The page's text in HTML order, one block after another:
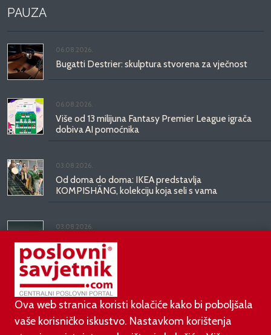
PAUZA
06.08.2026.
Bugatti Destrier: skulptura stvorena za vječnost
06.08.2026.
Više od 13 milijuna Fantasy Premier League igrača
dobiva AI pomoćnika
03.08.2026.
Od doma do doma: IKEA predstavlja
KOMPISHÄNG, kolekciju koja seli s vama
03.08.2026.
Kineski BYD predstavio luksuznu limuzinu veću od
Mercedesove S-klase, obećava domet do 1.000
kilometara
Ova web stranica koristi kolačiće kako bi poboljšala
vaše korisničko iskustvo. Nastavkom korištenja